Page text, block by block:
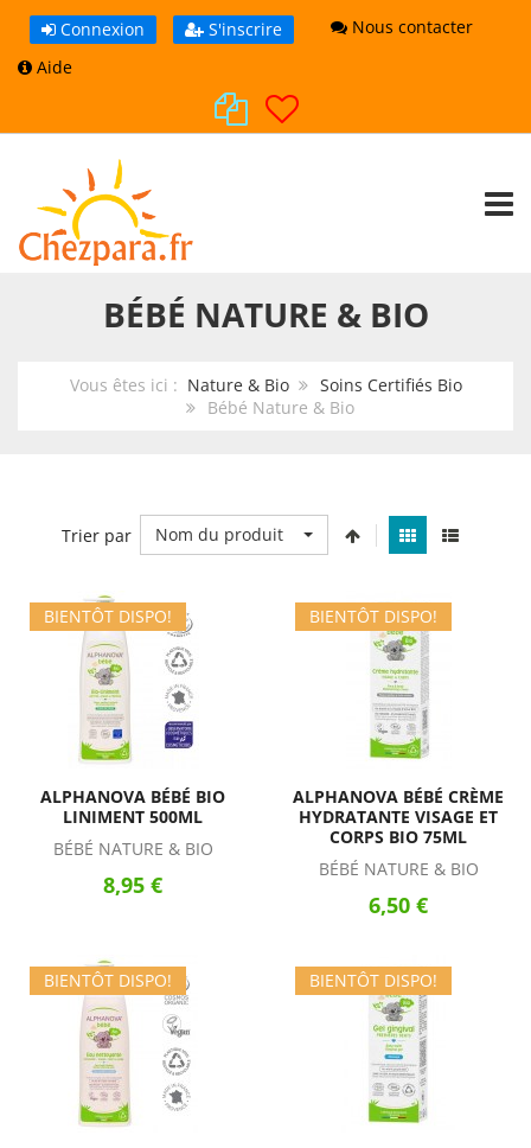
Connexion S'inscrire
Nous contacter
Aide
BÉBÉ NATURE & BIO
Vous êtes ici : Nature & Bio
Soins Certifiés Bio
Bébé Nature & Bio
Trier par Nom du produit
BIENTÔT DISPO!
ALPHANOVA BÉBÉ BIO
LINIMENT 500ML
BÉBÉ NATURE & BIO
8,95 €
BIENTÔT DISPO!
ALPHANOVA BÉBÉ CRÈME
HYDRATANTE VISAGE ET
CORPS BIO 75ML
BÉBÉ NATURE & BIO
6,50 €
BIENTÔT DISPO! BIENTÔT DISPO!